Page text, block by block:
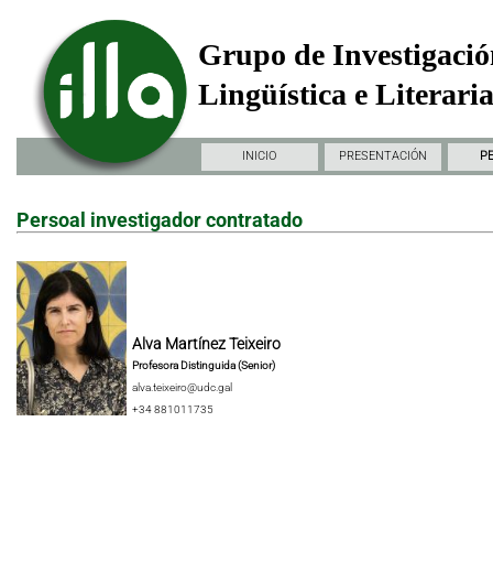
Grupo de
Lingüística e
INICIO PRESENTACIÓN
Persoal investigador contratado
Alva Martínez Teixeiro
Profesora Distinguida (Senior)
alva.teixeiro@udc.gal
+34 881011735